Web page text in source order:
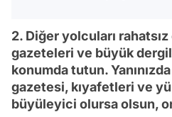
2. Diğer yolcuları
gazeteleri ve büyük
konumda tutun.
gazetesi, kıyafetleri ve
büyüleyici olursa olsun,